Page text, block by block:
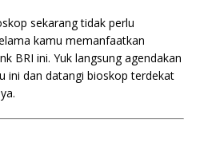
sekarang tidak perlu
kamu memanfaatkan
BRI ini. Yuk langsung agendakan
ini dan datangi bioskop terdekat